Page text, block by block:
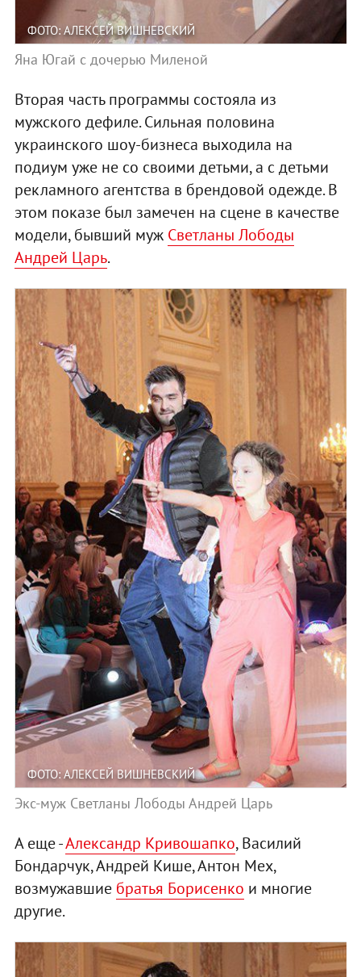
ФОТО: АЛЕКСЕЙ ВИШНЕВСКИЙ
Яна Югай с дочерью Миленой
Вторая часть программы состояла из
мужского дефиле. Сильная половина
украинского шоу-бизнеса выходила на
подиум уже не со своими детьми, а с детьми
рекламного агентства в брендовой одежде. В
этом показе был замечен на сцене в качестве
модели, бывший муж Светланы Лободы
Андрей Царь.
ФОТО: АЛЕКСЕЙ ВИШНЕВСКИЙ
Экс-муж Светланы Лободы Андрей Царь
А еще -Александр Кривошапко, Василий
Бондарчук, Андрей Кише, Антон Мех,
возмужавшие братья Борисенко и многие
другие.